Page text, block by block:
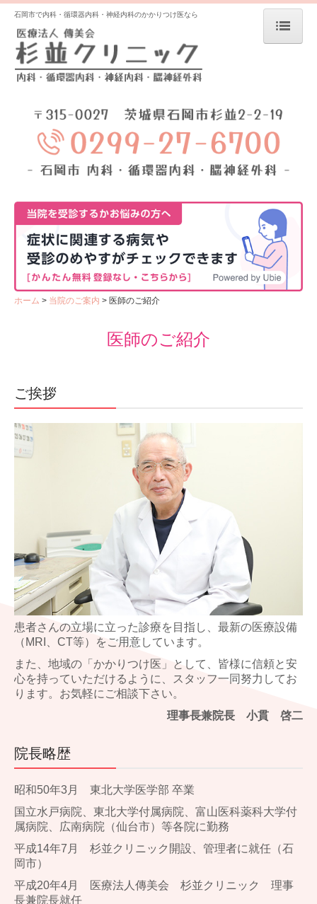
ホーム
当院のご案内
医師のご紹介
交通案内
診療日・休診日
診療案内
神経内科・脳神経外科
内科
水素吸入療法
東方医学
お問合せ
石岡市で内科・循環器内科・神経内科のかかりつけ医なら
ホーム 当院のご案内 医師のご紹介
医師のご紹介
ご挨拶
患者さんの立場に立った診療を目指し、最新の医療設備
（MRI、CT等）をご用意しています。
また、地域の「かかりつけ医」として、皆様に信頼と安
心を持っていただけるように、スタッフ一同努力してお
ります。お気軽にご相談下さい。
理事長兼院長 小貫 啓二
院長略歴
昭和50年3月 東北大学医学部 卒業
国立水戸病院、東北大学付属病院、富山医科薬科大学付
属病院、広南病院（仙台市）等各院に勤務
平成14年7月 杉並クリニック開設、管理者に就任（石
岡市）
平成20年4月 医療法人傳美会 杉並クリニック 理事
長兼院長就任